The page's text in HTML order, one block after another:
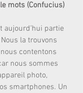
mots (Confucius)
aujourd’hui partie
la trouvons
contentons
nous sommes
photo,
smartphones. Un